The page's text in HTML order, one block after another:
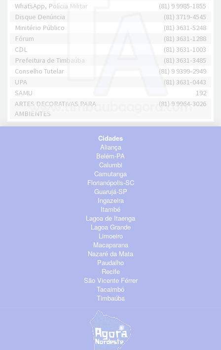
WhatsApp, Polícia Militar
(81) 9 9985-1855
Disque Denúncia
(81) 3719-4545
Minitério Público
(81) 3631-5248
Fórum
(81) 3631-1288
CDL
(81) 3631-1003
Prefeitura de Timbaúba
(81) 3631-3485
Conselho Tutelar
(81) 9 9399-2949
UPA
(81) 3631-0443
SAMU
192
ARTES DECORATIVAS PARA
AMBIENTES
(81) 9 9964-3026
Cidades
Aliança
Belém-PA
Calumbi
Camutanga
Florianópolis-SC
Guarujá-SP
Ingazeira
Itambé
Lagoa de Itaenga
Lagoa Grande
Limoeiro
Macaparana
Nazaré da Mata
Paudalho
Recife
São Vicente Férrer
Tacaimbó
Timbaúba